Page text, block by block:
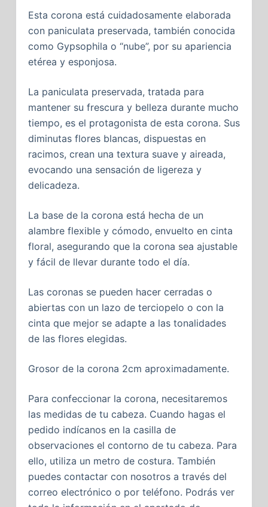
Esta corona está cuidadosamente elaborada
con paniculata preservada, también conocida
como Gypsophila o “nube”, por su apariencia
etérea y esponjosa.
La paniculata preservada, tratada para
mantener su frescura y belleza durante mucho
tiempo, es el protagonista de esta corona. Sus
diminutas flores blancas, dispuestas en
racimos, crean una textura suave y aireada,
evocando una sensación de ligereza y
delicadeza.
La base de la corona está hecha de un
alambre flexible y cómodo, envuelto en cinta
floral, asegurando que la corona sea ajustable
y fácil de llevar durante todo el día.
Las coronas se pueden hacer cerradas o
abiertas con un lazo de terciopelo o con la
cinta que mejor se adapte a las tonalidades
de las flores elegidas.
Grosor de la corona 2cm aproximadamente.
Para confeccionar la corona, necesitaremos
las medidas de tu cabeza. Cuando hagas el
pedido indícanos en la casilla de
observaciones el contorno de tu cabeza. Para
ello, utiliza un metro de costura. También
puedes contactar con nosotros a través del
correo electrónico o por teléfono. Podrás ver